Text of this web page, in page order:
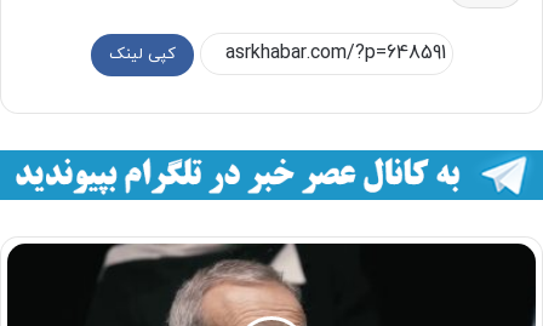
کپی لینک